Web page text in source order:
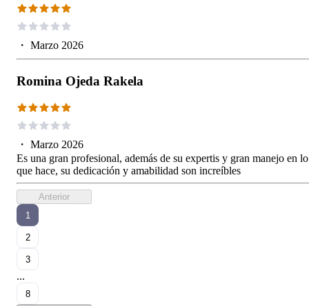
・ Marzo 2026
Romina Ojeda Rakela
・ Marzo 2026
Es una gran profesional, además de su expertis y gran manejo en lo
que hace, su dedicación y amabilidad son increíbles
Anterior
1
2
3
...
8